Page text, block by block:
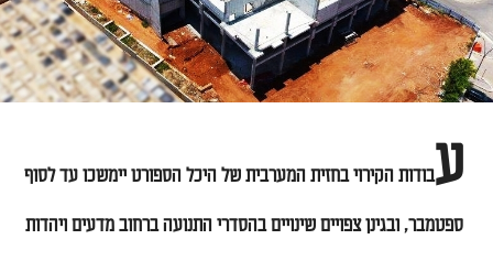
עבודות הקירוי בחזית המערבית של היכל הספורט יימשכו עד לסוף
ספטמבר,ובגינן צפויים שינויים בהסדרי התנועה ברחוב מדעים ויהדות